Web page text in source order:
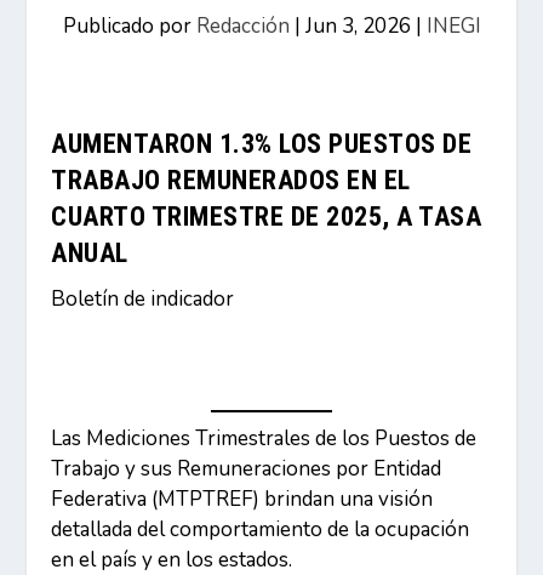
Publicado por Redacción | Jun 3, 2026 | INEGI
AUMENTARON 1.3% LOS PUESTOS DE
TRABAJO REMUNERADOS EN EL
CUARTO TRIMESTRE DE 2025, A TASA
ANUAL
Boletín de indicador
Las Mediciones Trimestrales de los Puestos de
Trabajo y sus Remuneraciones por Entidad
Federativa (MTPTREF) brindan una visión
detallada del comportamiento de la ocupación
en el país y en los estados.